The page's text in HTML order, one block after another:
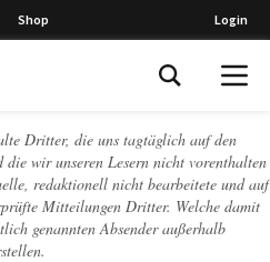
Shop Login
Dritter, die uns tagtäglich auf den
die wir unseren Lesern nicht vorenthalten
redaktionell nicht bearbeitete und auf
Mitteilungen Dritter. Welche damit
genannten Absender außerhalb